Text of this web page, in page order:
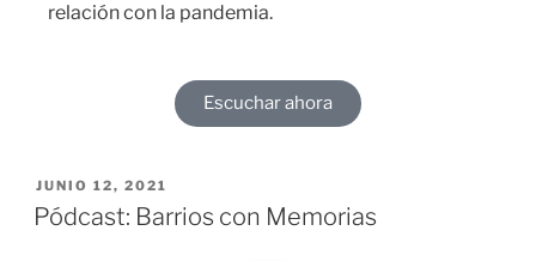
relación con la pandemia.
Escuchar ahora
JUNIO 12, 2021
Pódcast: Barrios con Memorias